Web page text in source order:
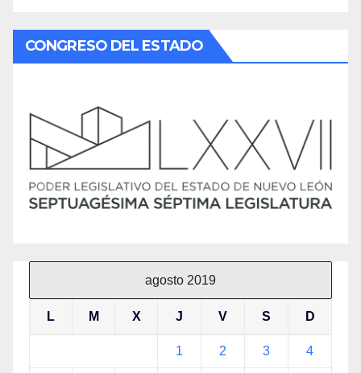
CONGRESO DEL ESTADO
agosto 2019
L M X J V S D
1 2 3 4